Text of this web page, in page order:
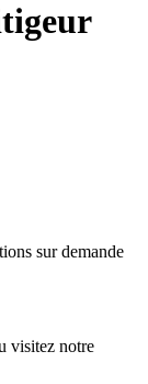
sur demande
visitez notre